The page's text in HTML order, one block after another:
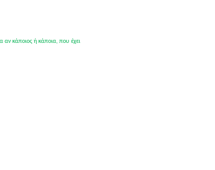
κάποιος ή κάποια, που έχει